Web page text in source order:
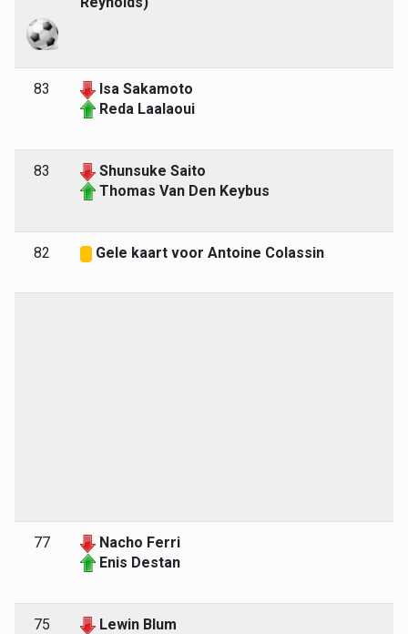
83
Isa Sakamoto
Reda Laalaoui
83
Shunsuke Saito
Thomas Van Den Keybus
82 Gele kaart voor Antoine Colassin
77
Nacho Ferri
Enis Destan
75
Lewin Blum